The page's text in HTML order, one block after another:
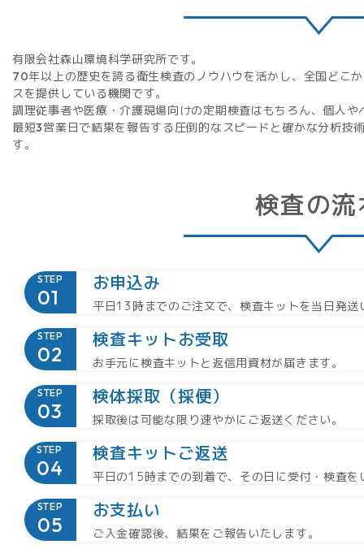
有限会社森山環境科学研究所です。
70年以上の歴史を誇る衛生検査のノウハウを活かし、全国どこ
スを提供している機関です。
調理従事者や医療・介護現場向けの定期検査はもちろん、個人
最短3営業日で結果を報告する圧倒的なスピードと確かな分析技
す。
検査の流
STEP お申込み
平日13時までのご注文で、検査キットを当日発送
STEP 検査キットお受取
お手元に検査キットと返信用資材が届きます。
STEP 検体採取（採便）
採取後は可能な限り速やかにご返送ください。
STEP 検査キットご返送
平日の15時までの到着で、その日に受付・検査を
STEP お支払い
ご入金確認後、結果をご報告いたします。